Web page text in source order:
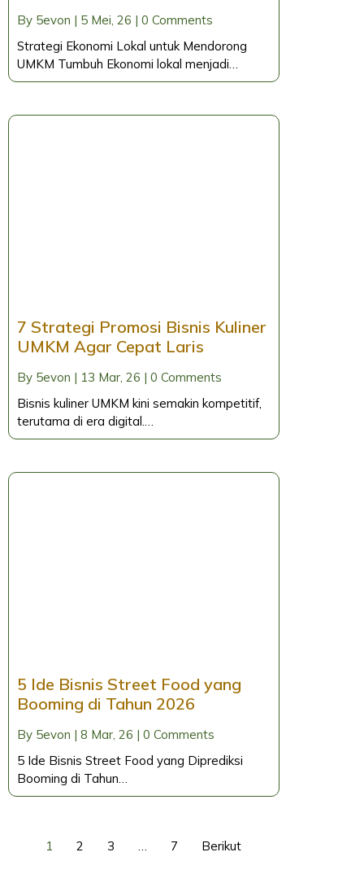
By 5evon | 5 Mei, 26 | 0 Comments
Strategi Ekonomi Lokal untuk Mendorong
UMKM Tumbuh Ekonomi lokal menjadi…
7 Strategi Promosi Bisnis Kuliner
UMKM Agar Cepat Laris
By 5evon | 13 Mar, 26 | 0 Comments
Bisnis kuliner UMKM kini semakin kompetitif,
terutama di era digital.…
5 Ide Bisnis Street Food yang
Booming di Tahun 2026
By 5evon | 8 Mar, 26 | 0 Comments
5 Ide Bisnis Street Food yang Diprediksi
Booming di Tahun…
1 2 3 … 7 Berikut